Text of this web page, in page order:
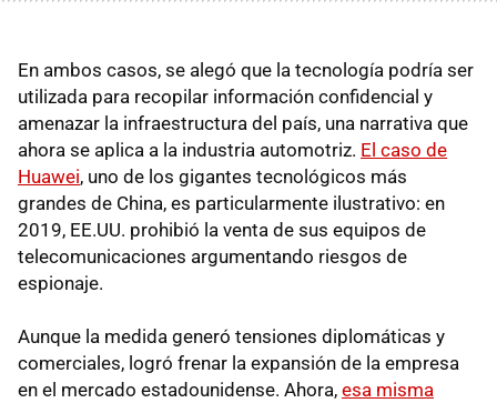
En ambos casos, se alegó que la tecnología podría ser
utilizada para recopilar información confidencial y
amenazar la infraestructura del país, una narrativa que
ahora se aplica a la industria automotriz. El caso de
Huawei, uno de los gigantes tecnológicos más
grandes de China, es particularmente ilustrativo: en
2019, EE.UU. prohibió la venta de sus equipos de
telecomunicaciones argumentando riesgos de
espionaje.
Aunque la medida generó tensiones diplomáticas y
comerciales, logró frenar la expansión de la empresa
en el mercado estadounidense. Ahora, esa misma